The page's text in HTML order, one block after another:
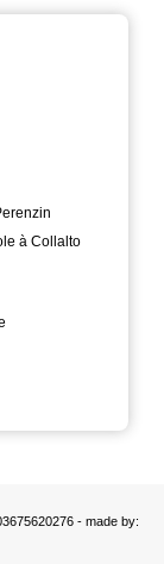
à Collalto
- made by: